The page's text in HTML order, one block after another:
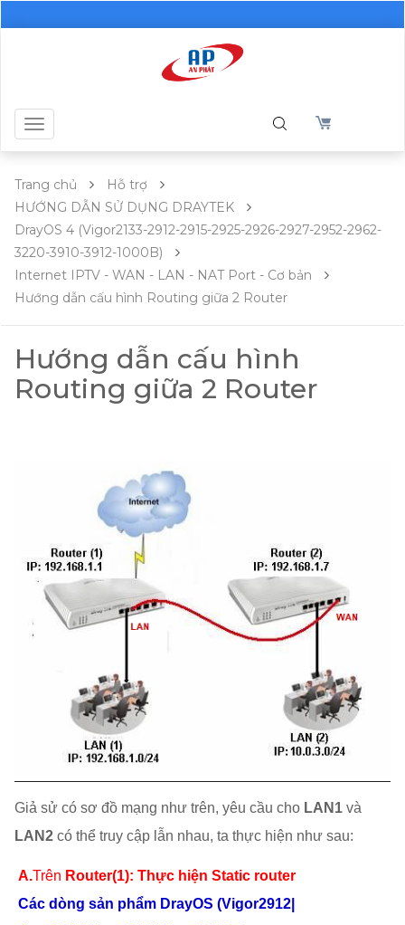
Toggle
navigation
Trang chủ
Hỗ trợ
HƯỚNG DẪN SỬ DỤNG DRAYTEK
DrayOS 4 (Vigor2133-2912-2915-2925-2926-2927-2952-2962-
3220-3910-3912-1000B)
Internet IPTV - WAN - LAN - NAT Port - Cơ bản
Hướng dẫn cấu hình Routing giữa 2 Router
Hướng dẫn cấu hình
Routing giữa 2 Router
Giả sử có sơ đồ mạng như trên, yêu cầu cho LAN1 và
LAN2 có thể truy cập lẫn nhau, ta thực hiện như sau:
A.Trên Router(1): Thực hiện Static router
Các dòng sản phẩm DrayOS (Vigor2912|